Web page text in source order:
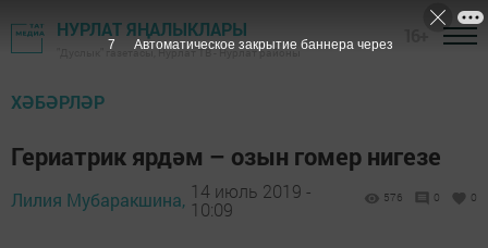
НУРЛАТ ЯҢАЛЫКЛАРЫ
"Дуслык" газетасы, Нурлат ТВ - Нурлат районы
ХӘБӘРЛӘР
Гериатрик ярдәм – озын гомер нигезе
Лилия Мубаракшина, 14 июль 2019 -
10:09
576 0 0
7 Автоматическое закрытие баннера через